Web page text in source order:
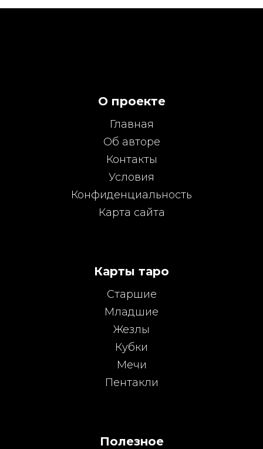
О проекте
Главная
Об авторе
Контакты
Условия
Конфиденциальность
Карта сайта
Карты таро
Старшие
Младшие
Жезлы
Кубки
Мечи
Пентакли
Полезное